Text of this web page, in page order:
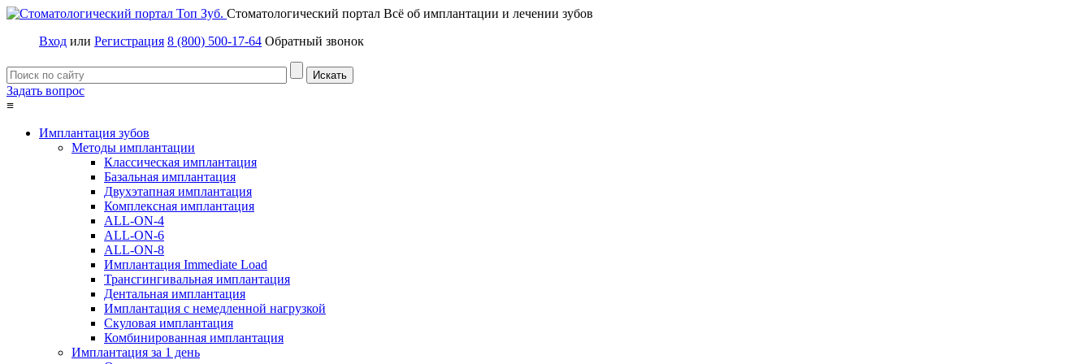
Стоматологический портал Всё об имплантации и лечении зубов
Вход или Регистрация 8 (800) 500-17-64 Обратный звонок
Задать вопрос
≡
Имплантация зубов
Методы имплантации
Классическая имплантация
Базальная имплантация
Двухэтапная имплантация
Комплексная имплантация
ALL-ON-4
ALL-ON-6
ALL-ON-8
Имплантация Immediate Load
Трансгингивальная имплантация
Дентальная имплантация
Имплантация с немедленной нагрузкой
Скуловая имплантация
Комбинированная имплантация
Имплантация за 1 день